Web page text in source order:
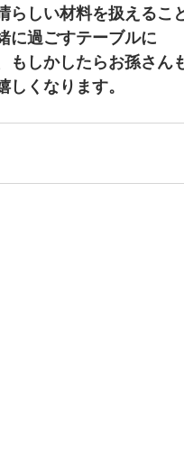
らしい材料を扱えるこ
に過ごすテーブルに
もしかしたらお孫さん
くなります。